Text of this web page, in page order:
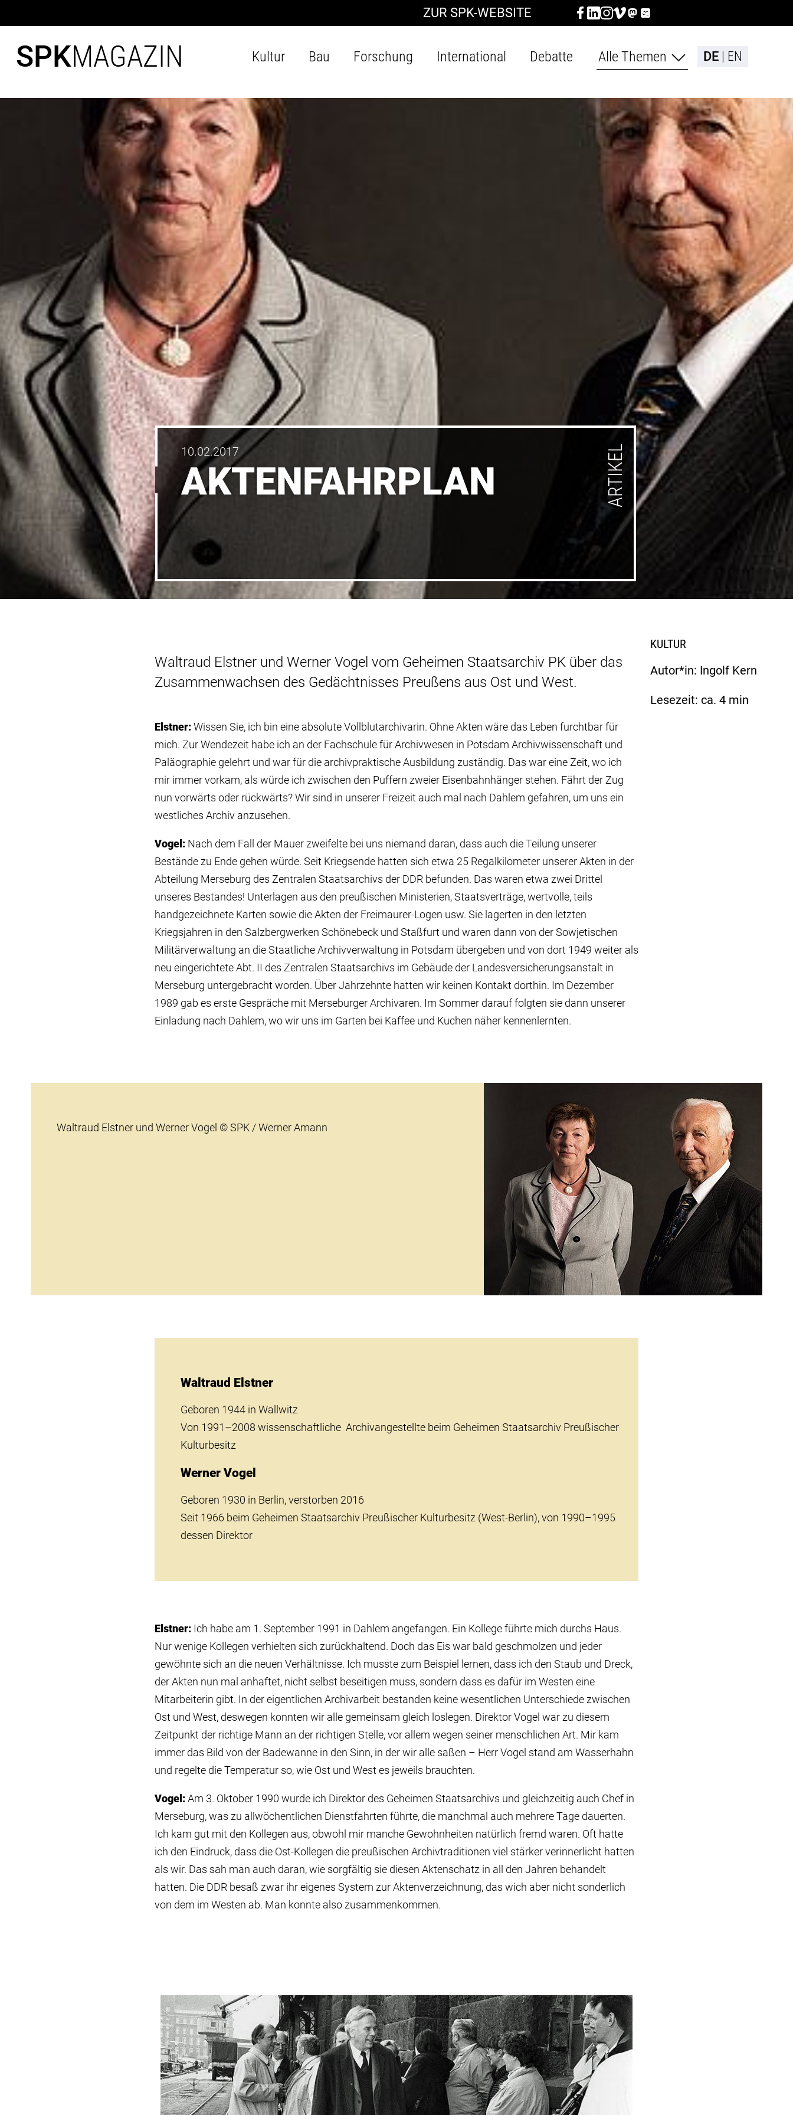
ZUR SPK-WEBSITE
SPKMAGAZIN Kultur Bau Forschung International Debatte Alle Themen DE EN
10.02.2017
AKTENFAHRPLAN ARTIKEL
KULTUR
Autor*in: Ingolf Kern
Lesezeit: ca. 4 min
Waltraud Elstner und Werner Vogel vom Geheimen Staatsarchiv PK über das
Zusammenwachsen des Gedächtnisses Preußens aus Ost und West.
Elstner:Wissen Sie, ich bin eine absolute Vollblutarchivarin. Ohne Akten wäre das Leben furchtbar für
mich. Zur Wendezeit habe ich an der Fachschule für Archivwesen in Potsdam Archivwissenschaft und
Paläographie gelehrt und war für die archivpraktische Ausbildung zuständig. Das war eine Zeit, wo ich
mir immer vorkam, als würde ich zwischen den Puffern zweier Eisenbahnhänger stehen. Fährt der Zug
nun vorwärts oder rückwärts? Wir sind in unserer Freizeit auch mal nach Dahlem gefahren, um uns ein
westliches Archiv anzusehen.
Vogel: Nach dem Fall der Mauer zweifelte bei uns niemand daran, dass auch die Teilung unserer
Bestände zu Ende gehen würde. Seit Kriegsende hatten sich etwa 25 Regalkilometer unserer Akten in der
Abteilung Merseburg des Zentralen Staatsarchivs der DDR befunden. Das waren etwa zwei Drittel
unseres Bestandes! Unterlagen aus den preußischen Ministerien, Staatsverträge, wertvolle, teils
handgezeichnete Karten sowie die Akten der Freimaurer-Logen usw. Sie lagerten in den letzten
Kriegsjahren in den Salzbergwerken Schönebeck und Staßfurt und waren dann von der Sowjetischen
Militärverwaltung an die Staatliche Archivverwaltung in Potsdam übergeben und von dort 1949 weiter als
neu eingerichtete Abt. II des Zentralen Staatsarchivs im Gebäude der Landesversicherungsanstalt in
Merseburg untergebracht worden. Über Jahrzehnte hatten wir keinen Kontakt dorthin. Im Dezember
1989 gab es erste Gespräche mit Merseburger Archivaren. Im Sommer darauf folgten sie dann unserer
Einladung nach Dahlem, wo wir uns im Garten bei Kaffee und Kuchen näher kennenlernten.
Waltraud Elstner und Werner Vogel © SPK / Werner Amann
Waltraud Elstner
Geboren 1944 in Wallwitz
Von 1991–2008 wissenschaftliche Archivangestellte beim Geheimen Staatsarchiv Preußischer
Kulturbesitz
Werner Vogel
Geboren 1930 in Berlin, verstorben 2016
Seit 1966 beim Geheimen Staatsarchiv Preußischer Kulturbesitz (West-Berlin), von 1990–1995
dessen Direktor
Elstner: Ich habe am 1. September 1991 in Dahlem angefangen. Ein Kollege führte mich durchs Haus.
Nur wenige Kollegen verhielten sich zurückhaltend. Doch das Eis war bald geschmolzen und jeder
gewöhnte sich an die neuen Verhältnisse. Ich musste zum Beispiel lernen, dass ich den Staub und Dreck,
der Akten nun mal anhaftet, nicht selbst beseitigen muss, sondern dass es dafür im Westen eine
Mitarbeiterin gibt. In der eigentlichen Archivarbeit bestanden keine wesentlichen Unterschiede zwischen
Ost und West, deswegen konnten wir alle gemeinsam gleich loslegen. Direktor Vogel war zu diesem
Zeitpunkt der richtige Mann an der richtigen Stelle, vor allem wegen seiner menschlichen Art. Mir kam
immer das Bild von der Badewanne in den Sinn, in der wir alle saßen – Herr Vogel stand am Wasserhahn
und regelte die Temperatur so, wie Ost und West es jeweils brauchten.
Vogel:Am 3. Oktober 1990 wurde ich Direktor des Geheimen Staatsarchivs und gleichzeitig auch Chef in
Merseburg, was zu allwöchentlichen Dienstfahrten führte, die manchmal auch mehrere Tage dauerten.
Ich kam gut mit den Kollegen aus, obwohl mir manche Gewohnheiten natürlich fremd waren. Oft hatte
ich den Eindruck, dass die Ost-Kollegen die preußischen Archivtraditionen viel stärker verinnerlicht hatten
als wir. Das sah man auch daran, wie sorgfältig sie diesen Aktenschatz in all den Jahren behandelt
hatten. Die DDR besaß zwar ihr eigenes System zur Aktenverzeichnung, das wich aber nicht sonderlich
von dem im Westen ab. Man konnte also zusammenkommen.